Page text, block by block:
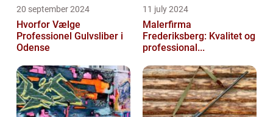
20 september 2024
Hvorfor Vælge
Professionel Gulvsliber i
Odense
11 july 2024
Malerfirma
Frederiksberg: Kvalitet og
professional...